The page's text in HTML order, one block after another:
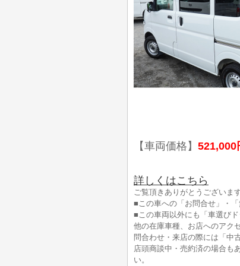
【車両価格】 521,000
詳しくはこちら
ご覧頂きありがとうございます
■この車への「お問合せ」・
■この車両以外にも「車選び
他の在庫車種、お店へのアク
問合わせ・来店の際には「中
店頭商談中・売約済の場合も
い。